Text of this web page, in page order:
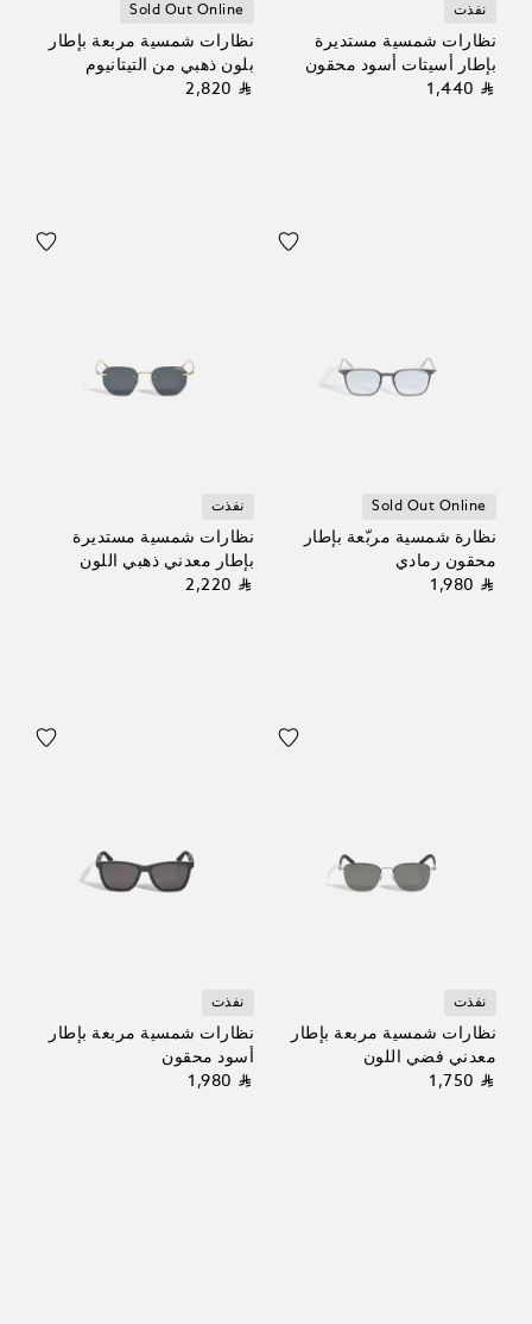
نفذت
نظارات شمسية مستديرة
بإطار أسيتات أسود محقون
⃁ 1,440
Sold Out Online
نظارات شمسية مربعة بإطار
بلون ذهبي من التيتانيوم
⃁ 2,820
Sold Out Online
نظارة شمسية مربّعة بإطار
محقون رمادي
⃁ 1,980
نفذت
نظارات شمسية مستديرة
بإطار معدني ذهبي اللون
⃁ 2,220
نفذت
نظارات شمسية مربعة بإطار
معدني فضي اللون
⃁ 1,750
نفذت
نظارات شمسية مربعة بإطار
أسود محقون
⃁ 1,980